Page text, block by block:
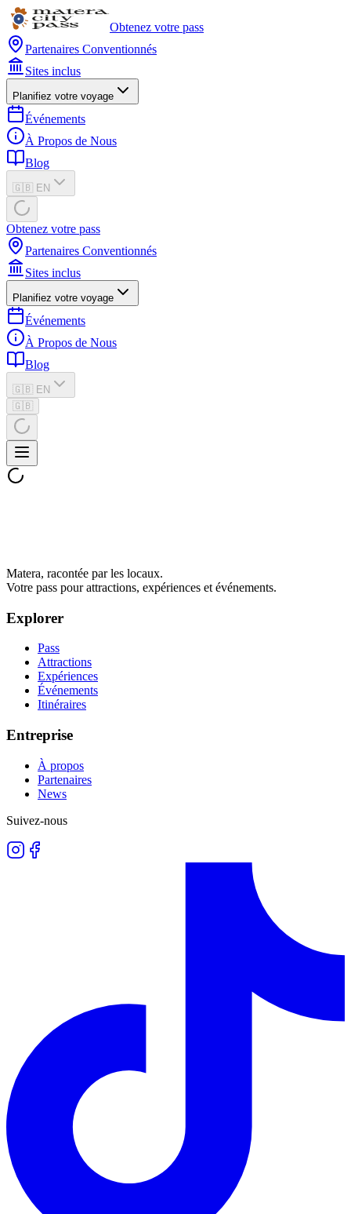
Obtenez votre pass
Partenaires Conventionnés
Sites inclus
Planifiez votre voyage
Événements
À Propos de Nous
Blog
🇬🇧 EN
Obtenez votre pass
Partenaires Conventionnés
Sites inclus
Planifiez votre voyage
Événements
À Propos de Nous
Blog
🇬🇧 EN
🇬🇧
Matera, racontée par les locaux.
Votre pass pour attractions, expériences et événements.
Explorer
Pass
Attractions
Expériences
Événements
Itinéraires
Entreprise
À propos
Partenaires
News
Suivez-nous